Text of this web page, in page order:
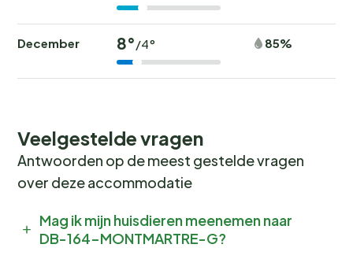
December 8°/4° 85%
Veelgestelde vragen
Antwoorden op de meest gestelde vragen
over deze accommodatie
Mag ik mijn huisdieren meenemen naar
DB-164-MONTMARTRE-G?